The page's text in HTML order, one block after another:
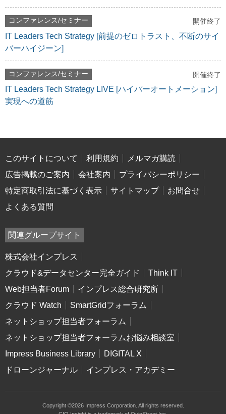
コンファレンス/セミナー 開催終了
IT Leaders Tech Strategy [前提のゼロトラスト、不断のサイ
バーハイジーン]
コンファレンス/セミナー 開催終了
IT Leaders Tech Strategy LIVE [ハイパーオートメーション]
実現への道筋
このサイトについて 利用規約
メルマガ購読
広告掲載のご案内
会社案内
プライバシーポリシー
特定商取引法に基づく表示
サイトマップ
お問合せ
よくある質問
関連グループサイト
株式会社インプレス
クラウド&データセンター完全ガイド
Think IT
Web担当者Forum
インプレス総合研究所
クラウド Watch
SmartGridフォーラム
ネットショップ担当者フォーラム
ネットショップ担当者フォーラムお悩み相談室
Impress Business Library
DIGITAL X
ドローンジャーナル
インプレス・アカデミー
Copyright ©2026 Impress Corporation. All rights reserved.